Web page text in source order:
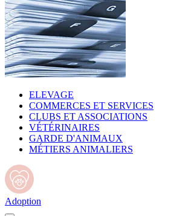
ELEVAGE
COMMERCES ET SERVICES
CLUBS ET ASSOCIATIONS
VÉTÉRINAIRES
GARDE D'ANIMAUX
MÉTIERS ANIMALIERS
Adoption